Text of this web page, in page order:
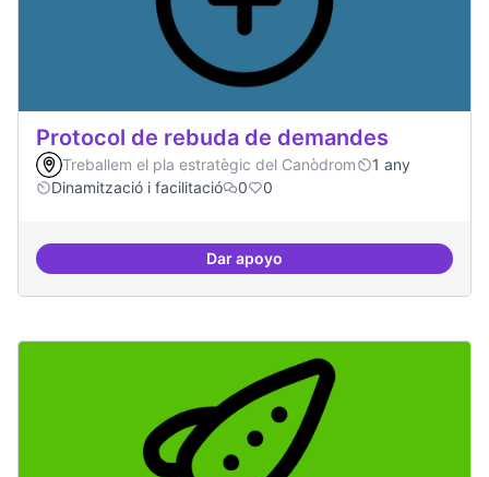
Protocol de rebuda de demandes
Treballem el pla estratègic del Canòdrom
1 any
Dinamització i facilitació
0 0
Dar apoyoProtocol de rebuda de demandes